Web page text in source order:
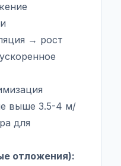
→ рост
выше 3.5-4 м/
для
отложения):